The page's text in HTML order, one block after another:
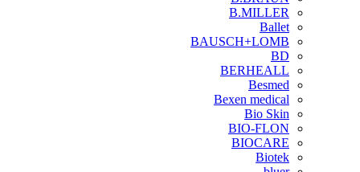
B.MILLER
Ballet
BAUSCH+LOMB
BD
BERHEALL
Besmed
Bexen medical
Bio Skin
BIO-FLON
BIOCARE
Biotek